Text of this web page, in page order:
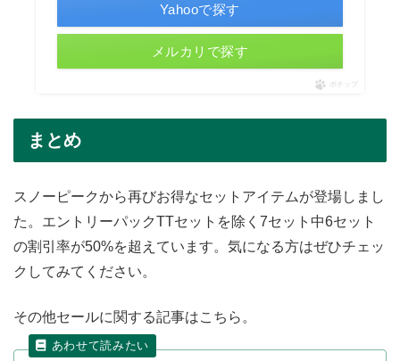
Yahooで探す
メルカリで探す
ポチップ
まとめ
スノーピークから再びお得なセットアイテムが登場しまし
た。エントリーパックTTセットを除く7セット中6セット
の割引率が50%を超えています。気になる方はぜひチェッ
クしてみてください。
その他セールに関する記事はこちら。